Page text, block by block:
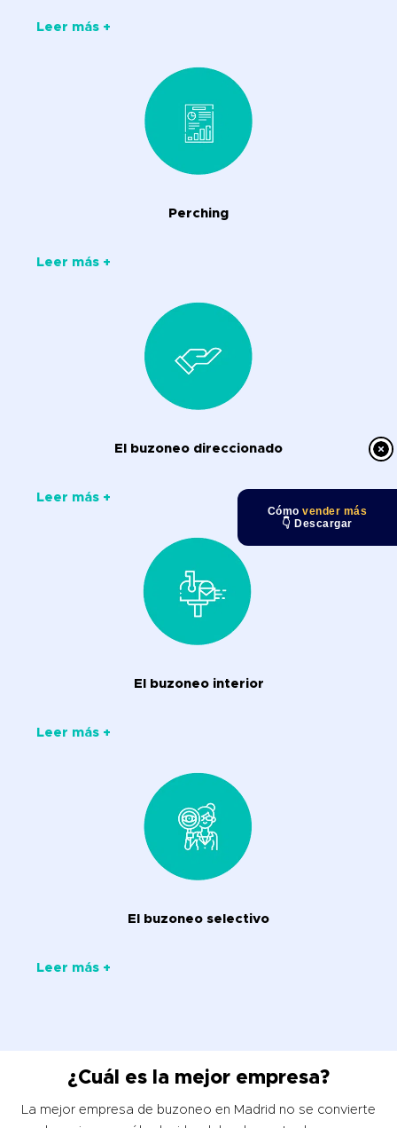
Cómovender más
👇 Descargar
Leer más +
Perching
Leer más +
El buzoneo direccionado
Leer más +
El buzoneo interior
Leer más +
El buzoneo selectivo
Leer más +
¿Cuál es la mejor empresa?
La mejor empresa de buzoneo en Madrid no se convierte